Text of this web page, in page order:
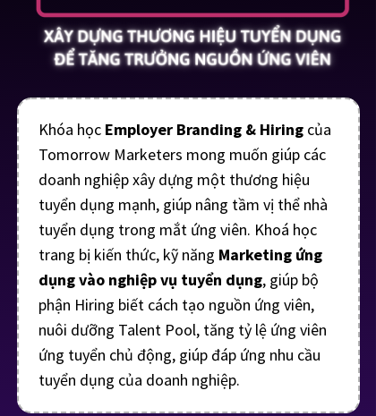
Khóa học Employer Branding & Hiringcủa
Tomorrow Marketers mong muốn giúp các
doanh nghiệp xây dựng một thương hiệu
tuyển dụng mạnh, giúp nâng tầm vị thể nhà
tuyển dụng trong mắt ứng viên. Khoá học
trang bị kiến thức, kỹ năng Marketing ứng
dụng vào nghiệp vụ tuyển dụng, giúp bộ
phận Hiring biết cách tạo nguồn ứng viên,
nuôi dưỡng Talent Pool, tăng tỷ lệ ứng viên
ứng tuyển chủ động, giúp đáp ứng nhu cầu
tuyển dụng của doanh nghiệp.